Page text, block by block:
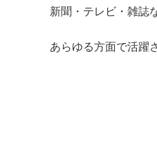
新聞・テレビ・雑誌
あらゆる方面で活躍